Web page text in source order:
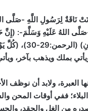
لِرَسُولِ اللَّهِ -صَلَّى
اللهُ عَلَيْهِ وَسَلَّمَ-: (إِنَّ
(الرحمن:29-30)
، (كُلَّ
بملك ويذهب بآخر،
العبرة، ولابد أن
ففي أوقات المحن
صدره من الغل والحقد،